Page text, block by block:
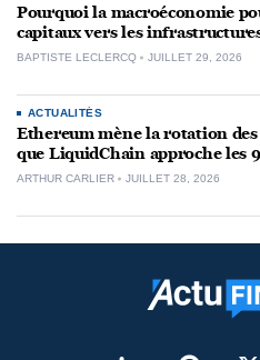
Pourquoi la macroéconomie
capitaux vers les
BAPTISTE LECLERCQ JUILLET 29, 2026
ACTUALITÉS
Ethereum mène la rotation
que LiquidChain approche les
ARTHUR CARLIER JUILLET 28, 2026